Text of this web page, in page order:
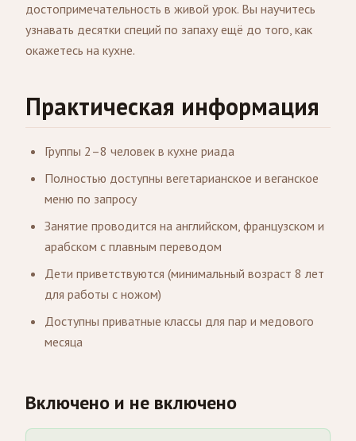
достопримечательность в живой урок. Вы научитесь
узнавать десятки специй по запаху ещё до того, как
окажетесь на кухне.
Практическая информация
Группы 2–8 человек в кухне риада
Полностью доступны вегетарианское и веганское
меню по запросу
Занятие проводится на английском, французском и
арабском с плавным переводом
Дети приветствуются (минимальный возраст 8 лет
для работы с ножом)
Доступны приватные классы для пар и медового
месяца
Включено и не включено